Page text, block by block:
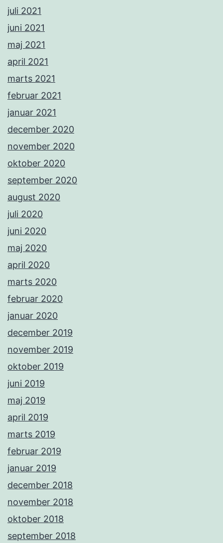
juli 2021
juni 2021
maj 2021
april 2021
marts 2021
februar 2021
januar 2021
december 2020
november 2020
oktober 2020
september 2020
august 2020
juli 2020
juni 2020
maj 2020
april 2020
marts 2020
februar 2020
januar 2020
december 2019
november 2019
oktober 2019
juni 2019
maj 2019
april 2019
marts 2019
februar 2019
januar 2019
december 2018
november 2018
oktober 2018
september 2018